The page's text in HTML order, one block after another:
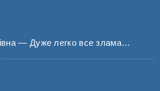
легко все зламати, в зграї має бути вождь